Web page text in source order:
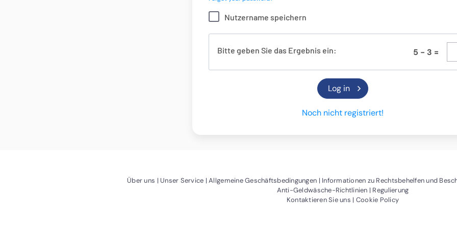
Nutzername speichern
Bitte geben Sie das Ergebnis ein: 5 - 3 =
Noch nicht registriert!
Über uns (Öffnet ein neues Fenster)
Unser Service(Öffnet ein neues Fenster)
Allgemeine Geschäftsbedingungen(Öffnet ein neues Fenster)
Informationen zu Rechtsbehelfen und
Anti-Geldwäsche-Richtlinien(Öffnet ein neues Fenster)
Regulierung
Kontaktieren Sie uns (Öffnet ein neues Fenster)
Cookie Policy(Öffnet ein neues